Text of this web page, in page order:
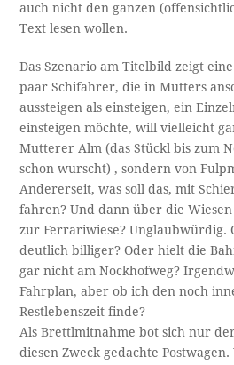
auch nicht den ganzen
Text lesen wollen.
Das Szenario am Titelbild zeigt
paar Schifahrer, die in Mutters
aussteigen als einsteigen, ein
einsteigen möchte, will vielleicht
Mutterer Alm (das Stückl bis zum
schon wurscht) , sondern von
Andererseit, was soll das, mit
fahren? Und dann über die
zur Ferrariwiese? Unglaubwürdig.
deutlich billiger? Oder hielt die
gar nicht am Nockhofweg?
Fahrplan, aber ob ich den noch
Restlebenszeit finde?
Als Brettlmitnahme bot sich nur
diesen Zweck gedachte